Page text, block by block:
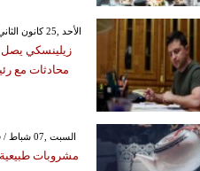
GMT 15:54 2026 الأحد ,25 كانون الثاني / يناير
زيلينسكي يصل
محادثات مع
GMT 10:11 2026 السبت ,07 شباط / فبراير
مشروبات